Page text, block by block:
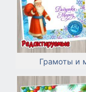
Грамоты и